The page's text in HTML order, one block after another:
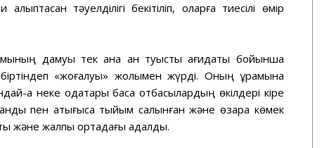
тәуелділігі бекітіліп, оларға тиесілі өмір
дамуы тек қана қан туыстық қағидаты бойынша
біртіндеп «жоғалуы» жолымен жүрді. Оның құрамына
ақ неке одақтары басқа отбасылардың өкілдері кіре
пен қақтығысқа тыйым салынған және өзара көмек
және жалпы ортадағы адалдық.